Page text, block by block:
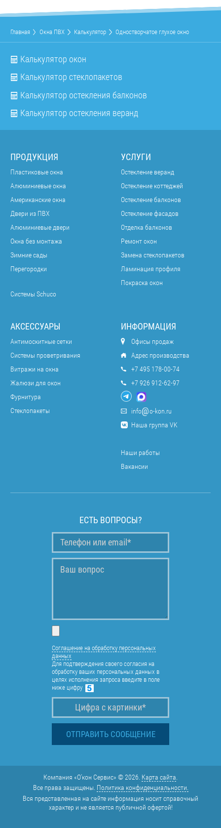
Главная Окна ПВХ Калькулятор Одностворчатое глухое окно
Калькулятор окон
Калькулятор стеклопакетов
Калькулятор остекления балконов
Калькулятор остекления веранд
ПРОДУКЦИЯ
Пластиковые окна
Алюминиевые окна
Американские окна
Двери из ПВХ
Алюминиевые двери
Окна без монтажа
Зимние сады
Перегородки
Системы Schuco
УСЛУГИ
Остекление веранд
Остекление коттеджей
Остекление балконов
Остекление фасадов
Отделка балконов
Ремонт окон
Замена стеклопакетов
Ламинация профиля
Покраска окон
АКСЕССУАРЫ
Антимоскитные сетки
Системы проветривания
Витражи на окна
Жалюзи для окон
Фурнитура
Стеклопакеты
ИНФОРМАЦИЯ
Офисы продаж
Адрес производства
+7 495 178-00-74
+7 926 912-62-97
info
o-kon.ru
Наша группа VK
Наши работы
Вакансии
ЕСТЬ ВОПРОСЫ?
Соглашение на обработку персональных
данных
Для подтверждения своего согласия на
обработку ваших персональных данных в
целях исполнения запроса введите в поле
ниже цифру
Компания «О'кон Сервис» © 2026. Карта сайта
Все права защищены. Политика конфиденциальности.
Вся представленная на сайте информация носит справочный
характер и не является публичной офертой!